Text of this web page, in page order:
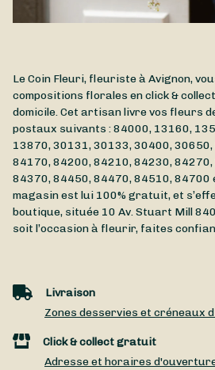
Le Coin Fleuri, fleuriste à Avignon,
compositions florales en click &
domicile. Cet artisan livre vos fleurs
postaux suivants : 84000, 13160,
13870, 30131, 30133, 30400,
84170, 84200, 84210, 84230,
84370, 84450, 84470, 84510,
magasin est lui 100% gratuit, et
boutique, située 10 Av. Stuart Mill
soit l’occasion à fleurir, faites
Livraison
Zones desservies et créneaux
Click & collect gratuit
Adresse et horaires